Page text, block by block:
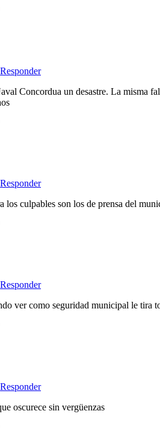
Responder
Concordua un desastre. La misma
Responder
los culpables son los de prensa del
Responder
ver como seguridad municipal le tira
Responder
oscurece sin vergüenzas